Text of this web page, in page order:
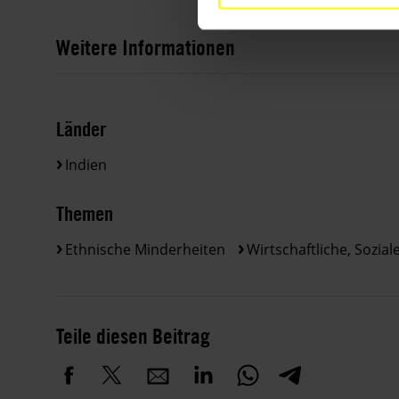
Weitere Informationen
Länder
Indien
Themen
Ethnische Minderheiten Wirtschaftliche,
Teile diesen Beitrag